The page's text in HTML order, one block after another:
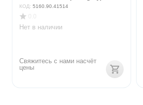
КОД: 5160.90.41514
Нет в наличии
Свяжитесь с нами насчёт
цены